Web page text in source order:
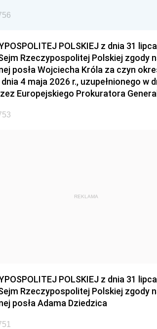
POLSKIEJ z dnia 31
Rzeczypospolitej Polskiej zgody
posła Wojciecha Króla za czyn
4 maja 2026 r., uzupełnionego w
Europejskiego Prokuratora
REKLAMA
POLSKIEJ z dnia 31
Rzeczypospolitej Polskiej zgody
posła Adama Dziedzica